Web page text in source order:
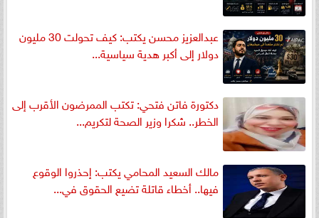
عبدالعزيز محسن يكتب: كيف تحولت 30 مليون
دولار إلى أكبر هدية سياسية...
دكتورة فاتن فتحي: تكتب الممرضون الأقرب إلى
الخطر.. شكرا وزير الصحة لتكريم...
مالك السعيد المحامي يكتب: إحذروا الوقوع
فيها.. أخطاء قاتلة تضيع الحقوق في...